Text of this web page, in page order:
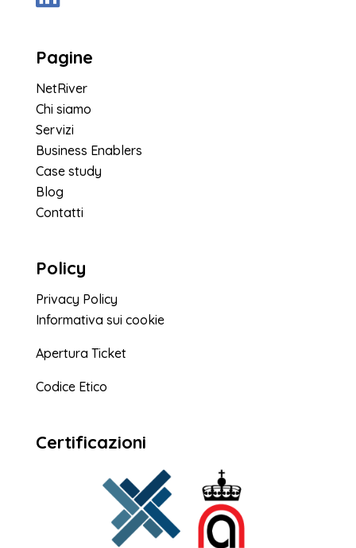
Pagine
NetRiver
Chi siamo
Servizi
Business Enablers
Case study
Blog
Contatti
Policy
Privacy Policy
Informativa sui cookie
Apertura Ticket
Codice Etico
Certificazioni